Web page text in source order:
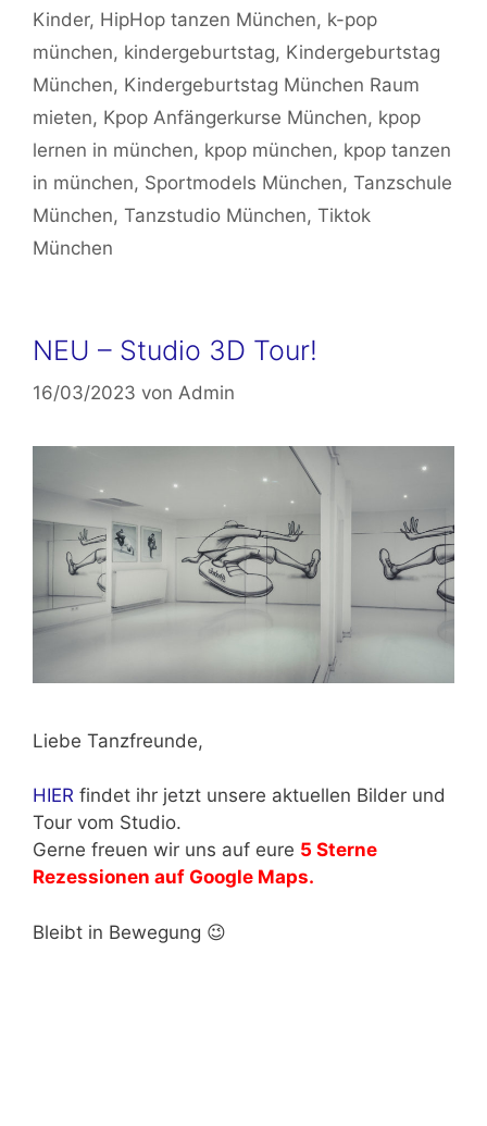
Kinder, HipHop tanzen München, k-pop
münchen, kindergeburtstag, Kindergeburtstag
München, Kindergeburtstag München Raum
mieten, Kpop Anfängerkurse München, kpop
lernen in münchen, kpop münchen, kpop tanzen
in münchen, Sportmodels München, Tanzschule
München, Tanzstudio München, Tiktok
München
NEU – Studio 3D Tour!
16/03/2023 von Admin
Liebe Tanzfreunde,
HIER findet ihr jetzt unsere aktuellen Bilder und
Tour vom Studio.
Gerne freuen wir uns auf eure 5 Sterne
Rezessionen auf Google Maps.
Bleibt in Bewegung 😉